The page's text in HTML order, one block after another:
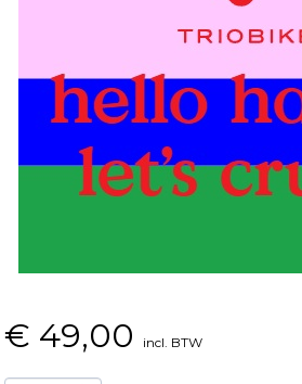
€ 49,00 incl. BTW